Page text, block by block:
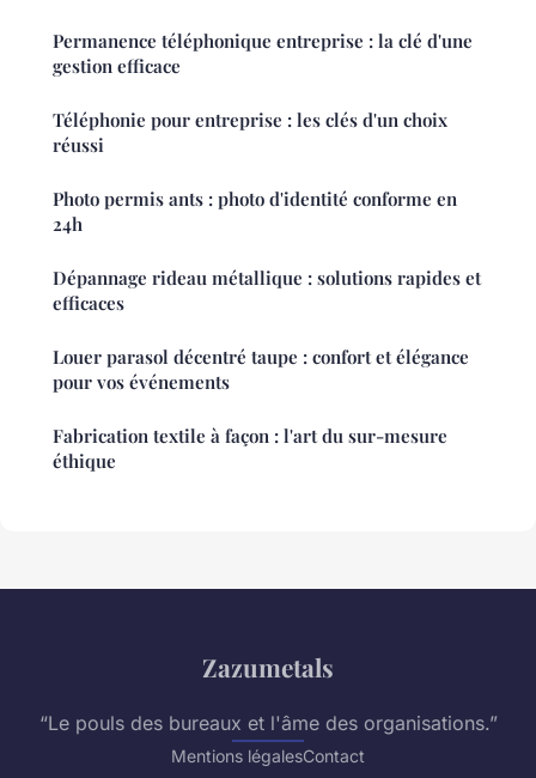
Permanence téléphonique entreprise : la clé d'une
gestion efficace
Téléphonie pour entreprise : les clés d'un choix
réussi
Photo permis ants : photo d'identité conforme en
24h
Dépannage rideau métallique : solutions rapides et
efficaces
Louer parasol décentré taupe : confort et élégance
pour vos événements
Fabrication textile à façon : l'art du sur-mesure
éthique
Zazumetals
“Le pouls des bureaux et l'âme des organisations.”
Mentions légalesContact